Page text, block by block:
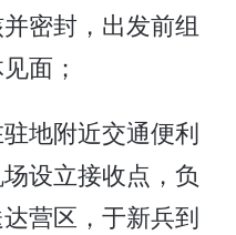
密封，出发前组
面；
驻地附近交通便利
设立接收点，负
营区，于新兵到